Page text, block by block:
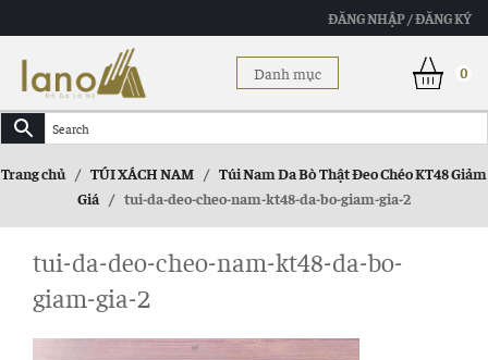
ĐĂNG NHẬP / ĐĂNG KÝ
Danh mục 0
Trang chủ / TÚI XÁCH NAM / Túi Nam Da Bò Thật Đeo Chéo KT48 Giảm
Giá / tui-da-deo-cheo-nam-kt48-da-bo-giam-gia-2
tui-da-deo-cheo-nam-kt48-da-bo-
giam-gia-2